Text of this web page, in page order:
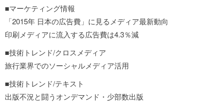
■マーケティング情報
「2015年 日本の広告費」に見るメディア最新動向
印刷メディアに流入する広告費は4.3％減
■技術トレンド/クロスメディア
旅行業界でのソーシャルメディア活用
■技術トレンド/テキスト
出版不況と闘うオンデマンド・少部数出版